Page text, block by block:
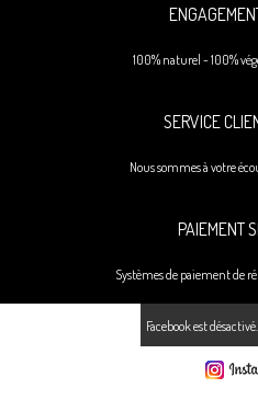
100% naturel - 100%
SERVICE
Nous sommes à votre
PAIEMENT
Systèmes de paiement de
Facebook est désactivé.